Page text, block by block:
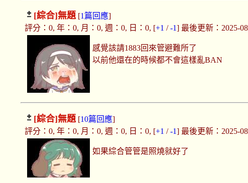
[綜合]無題 [1篇回應]
評分：0, 年：0, 月：0, 週：0, 日：0, [+1 /-1] 最後更新：2025-
感覺該請1883回來管避難所了
以前他還在的時候都不會這樣亂BAN
[綜合]無題 [10篇回應]
評分：0, 年：0, 月：0, 週：0, 日：0, [+1 /-1] 最後更新：2025-
如果綜合管管是照燒就好了